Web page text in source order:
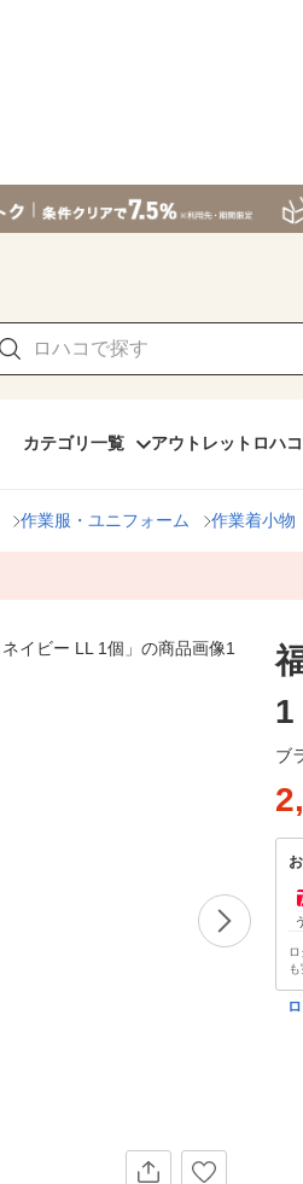
カテゴリ一覧 アウトレット ロハ
作業服・ユニフォーム 作業着小物
1
ブ